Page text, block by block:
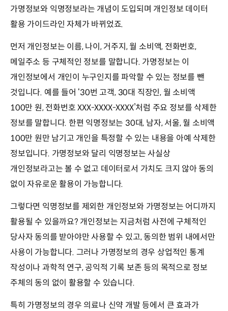
가명정보와 익명정보라는 개념이 도입되며 개인정보 데이터
활용 가이드라인 자체가 바뀌었죠.
먼저 개인정보는 이름, 나이, 거주지, 월 소비액, 전화번호,
메일주소 등 구체적인 정보를 말합니다. 가명정보는 이
개인정보에서 개인이 누구인지를 파악할 수 있는 정보를 뺀
것입니다. 예를 들어 ‘30번 고객, 30대 직장인, 월 소비액
100만 원, 전화번호 XXX-XXXX-XXXX’처럼 주요 정보를 삭제한
정보를 말합니다. 한편 익명정보는 30대, 남자, 서울, 월 소비액
100만 원만 남기고 개인을 특정할 수 있는 내용을 아예 삭제한
정보입니다. 가명정보와 달리 익명정보는 사실상
개인정보라고는 볼 수 없고 데이터로서 가치도 크지 않아 동의
없이 자유로운 활용이 가능합니다.
그렇다면 익명정보를 제외한 개인정보와 가명정보는 어디까지
활용될 수 있을까요? 개인정보는 지금처럼 사전에 구체적인
당사자 동의를 받아야만 사용할 수 있고, 동의한 범위 내에서만
사용이 가능합니다. 그러나 가명정보의 경우 상업적인 통계
작성이나 과학적 연구, 공익적 기록 보존 등의 목적으로 정보
주체의 동의 없이 활용할 수 있습니다.
특히 가명정보의 경우 의료나 신약 개발 등에서 큰 효과가